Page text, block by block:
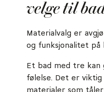
velge til
Materialvalg er
og funksjonalitet på
Et bad med tre kan
følelse. Det er viktig